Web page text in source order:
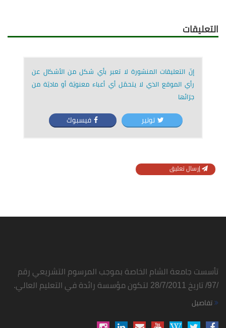
التعليقات
إنّ التعليقات المنشورة لا تعبر بأي شكل من الأشكال عن
رأي الموقع الذي لا يتحمّل أي أعباء معنويّة أو ماديّة من
جرّائها
توتير فيسبوك
إرسال تعليق
تأسست جامعة الشام الخاصة بموجب المرسوم التشريعي رقم
/97/ تاريخ 28/7/2011 لتكون مؤسسة رائدة في التعليم العالي.
تفاصيل